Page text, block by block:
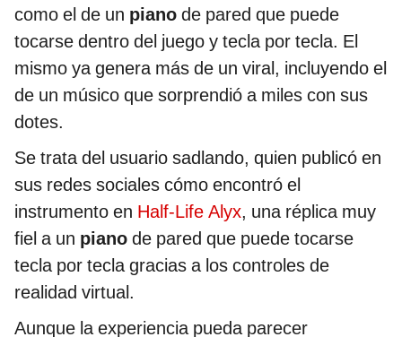
como el de un piano de pared que puede
tocarse dentro del juego y tecla por tecla. El
mismo ya genera más de un viral, incluyendo el
de un músico que sorprendió a miles con sus
dotes.
Se trata del usuario sadlando, quien publicó en
sus redes sociales cómo encontró el
instrumento en Half-Life Alyx, una réplica muy
fiel a un piano de pared que puede tocarse
tecla por tecla gracias a los controles de
realidad virtual.
Aunque la experiencia pueda parecer